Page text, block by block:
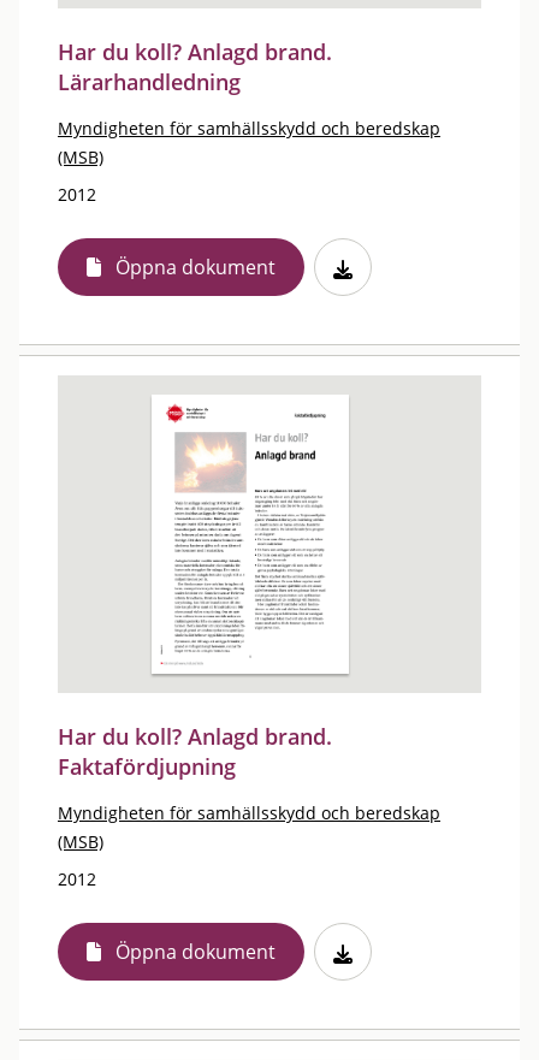
Har du koll? Anlagd brand.
Lärarhandledning
Myndigheten för samhällsskydd och beredskap
(MSB)
2012
Öppna dokument
Har du koll? Anlagd brand.
Faktafördjupning
Myndigheten för samhällsskydd och beredskap
(MSB)
2012
Öppna dokument